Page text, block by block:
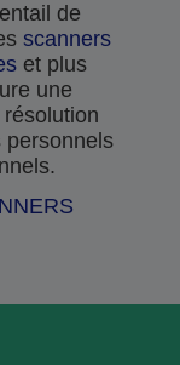
de
scanners
et plus
une
résolution
personnels